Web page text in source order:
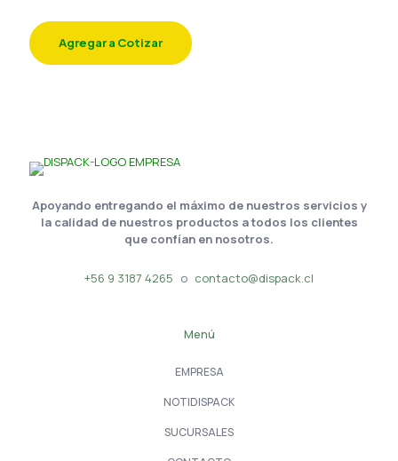
Agregar a Cotizar
Apoyando entregando el máximo de nuestros servicios y
la calidad de nuestros productos a todos los clientes
que confían en nosotros.
+56 9 3187 4265 o contacto@dispack.cl
Menú
EMPRESA
NOTIDISPACK
SUCURSALES